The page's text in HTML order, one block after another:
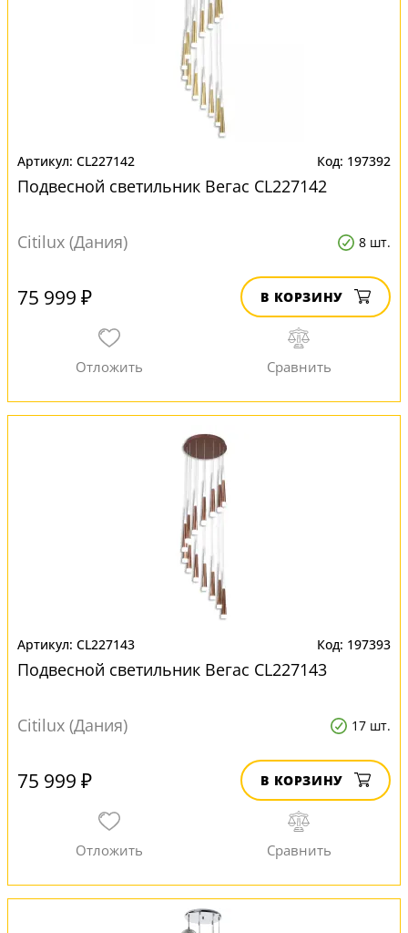
CL227142 197392
Подвесной светильник Вегас CL227142
Citilux (Дания) 8 шт.
75 999 ₽ В КОРЗИНУ
CL227143 197393
Подвесной светильник Вегас CL227143
Citilux (Дания) 17 шт.
75 999 ₽ В КОРЗИНУ